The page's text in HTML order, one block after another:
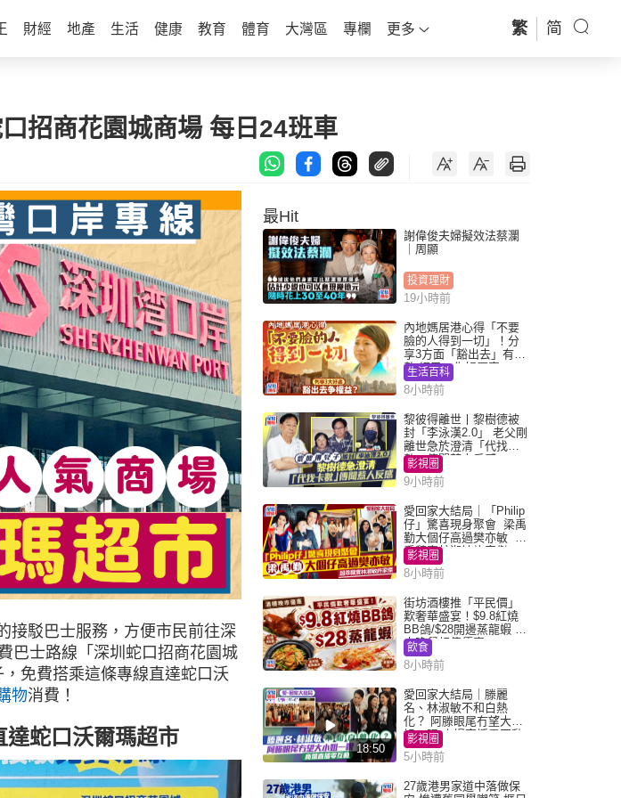
財經 地產 生活 健康 教育 體育 大灣區 專欄 更多 繁 简
招商花園城商場 每日24班車
接駁巴士服務，方便市民前往深
巴士路線「深圳蛇口招商花園城
免費搭乘這條專線直達蛇口沃
物消費！
蛇口沃爾瑪超市
最Hit
謝偉俊夫婦擬效法蔡瀾
｜周顯
投資理財
19小時前
內地媽居港心得「不要
臉的人得到一切」！分
享3方面「豁出去」有著
數 網民：你好厲害
生活百科
8小時前
黎彼得離世丨黎樹德被
封「李泳漢2.0」 老父剛
離世急於澄清「代找卡
數」傳聞惹人反感
影視圈
9小時前
愛回家大結局｜「Philip
仔」驚喜現身聚會 梁禹
勤大個仔高過樊亦敏 超
乖黐實林淑敏許家傑
影視圈
8小時前
街坊酒樓推「平民價」
歎奢華盛宴！$9.8紅燒
BB鴿/$28開邊蒸龍蝦 3
大晚餐超值優惠
飲食
8小時前
18:50
愛回家大結局｜滕麗
名、林淑敏不和白熱
化？ 阿滕眼尾冇望大小
姐一眼 商場直播零互動
影視圈
5小時前
27歲港男家道中落做保